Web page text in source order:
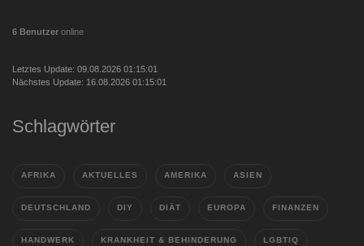
6 Benutzer online
Letztes Update: 09.08.2026 01:15:01
Nächstes Update: 16.08.2026 01:15:01
Schlagwörter
AFRIKA AKTUELLES AMERIKA ASIEN
DEUTSCHLAND DIY DIÄT EUROPA FINANZEN
HANDWERK KRANKHEIT & BEHINDERUNG LGBTIQ